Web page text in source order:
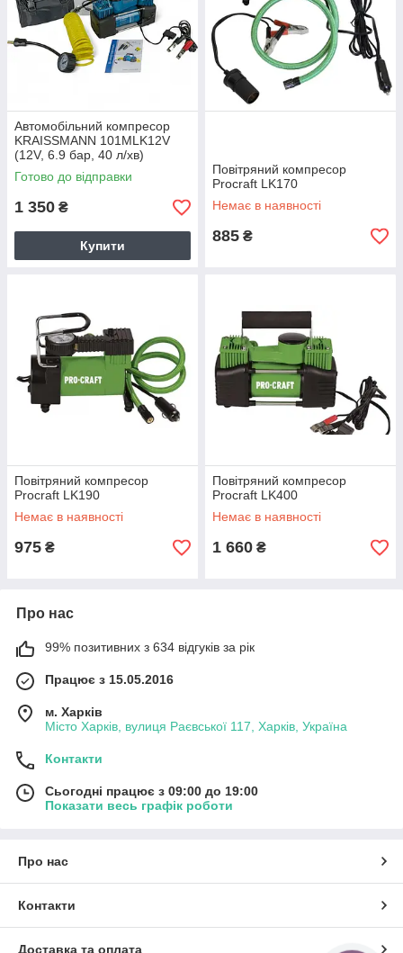
Автомобільний компресор
KRAISSMANN 101MLK12V
(12V, 6.9 бар, 40 л/хв)
Готово до відправки
1 350 ₴
Купити
Повітряний компресор
Procraft LK170
Немає в наявності
885 ₴
Повітряний компресор
Procraft LK190
Немає в наявності
975 ₴
Повітряний компресор
Procraft LK400
Немає в наявності
1 660 ₴
Про нас
99% позитивних з 634 відгуків за рік
Працює з 15.05.2016
м. Харків
Місто Харків, вулиця Раєвської 117, Харків, Україна
Контакти
Сьогодні працює з 09:00 до 19:00
Показати весь графік роботи
Про нас
Контакти
Доставка та оплата